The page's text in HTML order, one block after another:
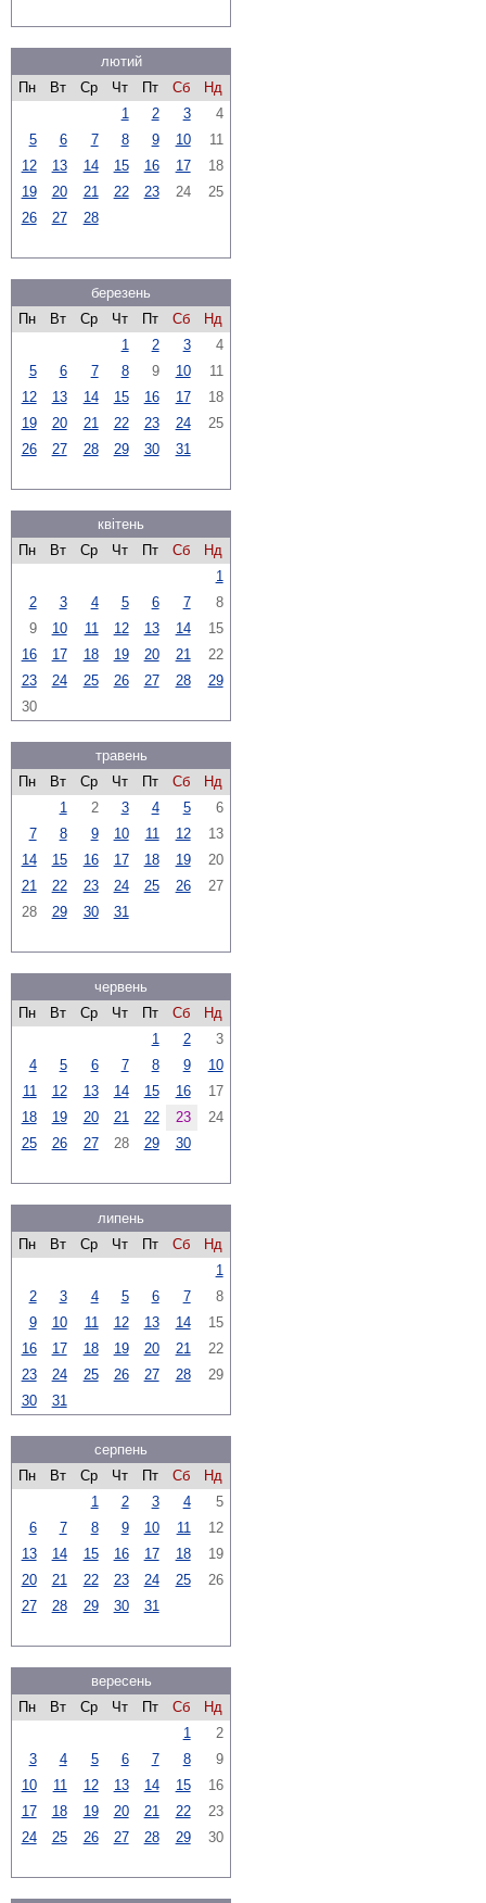
лютий
Пн
Вт Ср Чт Пт Сб
Нд
1
2 3
4
5
6 7 8 9 10
11
12
13 14 15 16 17
18
19
20 21 22 23 24
25
26
27 28
березень
Пн
Вт Ср Чт Пт Сб
Нд
1
2 3
4
5
6 7 8 9 10
11
12
13 14 15 16 17
18
19
20 21 22 23 24
25
26
27 28 29 30 31
квітень
Пн
Вт Ср Чт Пт Сб
Нд
1
2
3 4 5 6 7
8
9
10 11 12 13 14
15
16
17 18 19 20 21
22
23
24 25 26 27 28
29
30
травень
Пн
Вт Ср Чт Пт Сб
Нд
1
2 3 4 5
6
7
8 9 10 11 12
13
14
15 16 17 18 19
20
21
22 23 24 25 26
27
28
29 30 31
червень
Пн
Вт Ср Чт Пт Сб
Нд
1
2
3
4
5 6 7 8 9
10
11
12 13 14 15 16
17
18
19 20 21 22 23
24
25
26 27 28 29 30
липень
Пн
Вт Ср Чт Пт Сб
Нд
1
2
3 4 5 6 7
8
9
10 11 12 13 14
15
16
17 18 19 20 21
22
23
24 25 26 27 28
29
30
31
серпень
Пн
Вт Ср Чт Пт Сб
Нд
1
2 3 4
5
6
7 8 9 10 11
12
13
14 15 16 17 18
19
20
21 22 23 24 25
26
27
28 29 30 31
вересень
Пн
Вт Ср Чт Пт Сб
Нд
1
2
3
4 5 6 7 8
9
10
11 12 13 14 15
16
17
18 19 20 21 22
23
24
25 26 27 28 29 30